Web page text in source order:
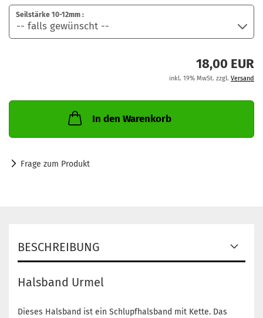
Seilstärke 10-12mm :
18,00 EUR
inkl. 19% MwSt. zzgl. Versand
In den Warenkorb
Frage zum Produkt
BESCHREIBUNG
Halsband Urmel
Dieses Halsband ist ein Schlupfhalsband mit Kette. Das